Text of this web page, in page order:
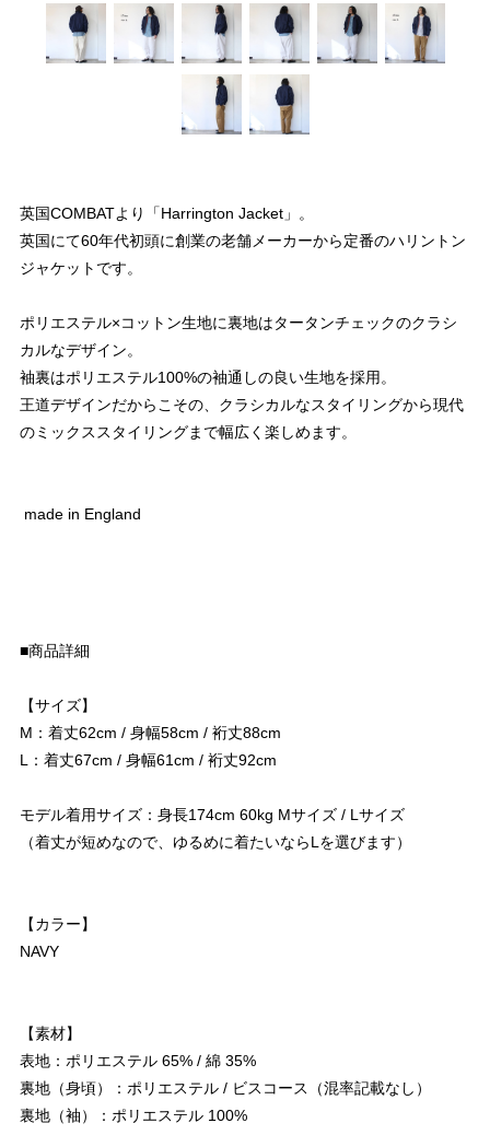
英国COMBATより「Harrington Jacket」。
英国にて60年代初頭に創業の老舗メーカーから定番のハリントン
ジャケットです。
ポリエステル×コットン生地に裏地はタータンチェックのクラシ
カルなデザイン。
袖裏はポリエステル100%の袖通しの良い生地を採用。
王道デザインだからこその、クラシカルなスタイリングから現代
のミックススタイリングまで幅広く楽しめます。
made in England
■商品詳細
【サイズ】
M：着丈62cm / 身幅58cm / 裄丈88cm
L：着丈67cm / 身幅61cm / 裄丈92cm
モデル着用サイズ：身長174cm 60kg Mサイズ / Lサイズ
（着丈が短めなので、ゆるめに着たいならLを選びます）
【カラー】
NAVY
【素材】
表地：ポリエステル 65% / 綿 35%
裏地（身頃）：ポリエステル / ビスコース（混率記載なし）
裏地（袖）：ポリエステル 100%